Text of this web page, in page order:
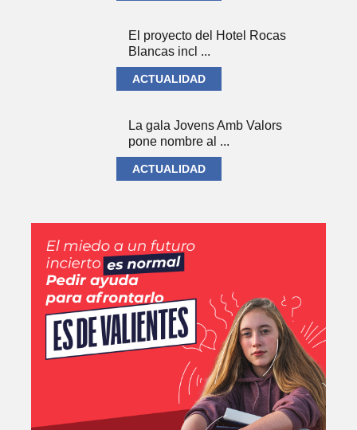
El proyecto del Hotel Rocas
Blancas incl ...
ACTUALIDAD
La gala Jovens Amb Valors
pone nombre al ...
ACTUALIDAD